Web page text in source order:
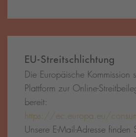
EU-Streitschlichtung
Die Europäische Kommission
Plattform zur Online-
bereit:
https://ec.europa.eu/
Unsere E-Mail-Adresse finden